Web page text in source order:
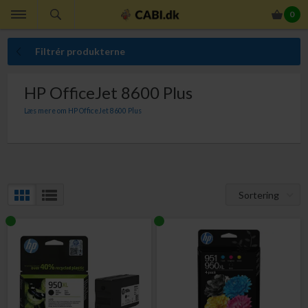
0
Filtrér produkterne
HP OfficeJet 8600 Plus
Læs mere om HP OfficeJet 8600 Plus
Sortering